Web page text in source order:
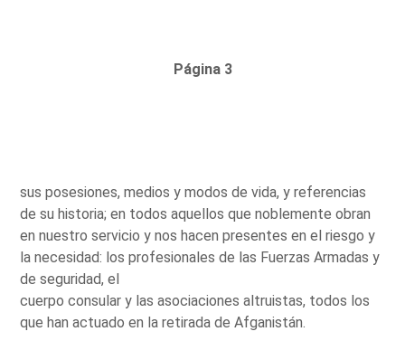
Página 3
sus posesiones, medios y modos de vida, y referencias
de su historia; en todos aquellos que noblemente obran
en nuestro servicio y nos hacen presentes en el riesgo y
la necesidad: los profesionales de las Fuerzas Armadas y
de seguridad, el
cuerpo consular y las asociaciones altruistas, todos los
que han actuado en la retirada de Afganistán.